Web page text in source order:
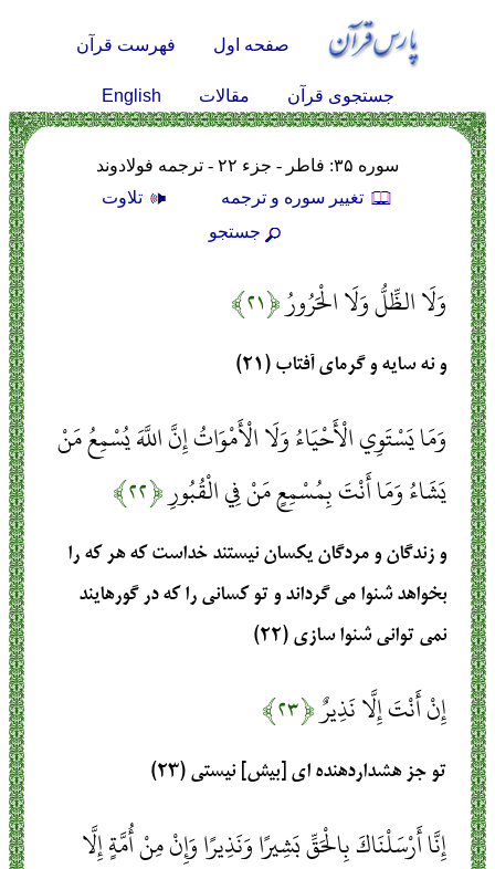
صفحه اول فهرست قرآن
جستجوی قرآن مقالات English
سوره ۳۵: فاطر - جزء ۲۲ - ترجمه فولادوند
تغيير سوره و ترجمه
تلاوت
جستجو
وَلَا الظِّلُّ وَلَا الْحَرُورُ﴿۲۱﴾
و نه سايه و گرماى آفتاب (۲۱)
وَمَا يَسْتَوِي الْأَحْيَاءُ وَلَا الْأَمْوَاتُ إِنَّ اللَّهَ يُسْمِعُ مَنْ
يَشَاءُ وَمَا أَنْتَ بِمُسْمِعٍ مَنْ فِي الْقُبُورِ﴿۲۲﴾
و زندگان و مردگان يكسان نيستند خداست كه هر كه را
بخواهد شنوا مى‏ گرداند و تو كسانى را كه در گورهايند
نمى‏ توانى شنوا سازى (۲۲)
إِنْ أَنْتَ إِلَّا نَذِيرٌ﴿۲۳﴾
تو جز هشداردهنده‏ اى [بيش] نيستى (۲۳)
إِنَّا أَرْسَلْنَاكَ بِالْحَقِّ بَشِيرًا وَنَذِيرًا وَإِنْ مِنْ أُمَّةٍ إِلَّا